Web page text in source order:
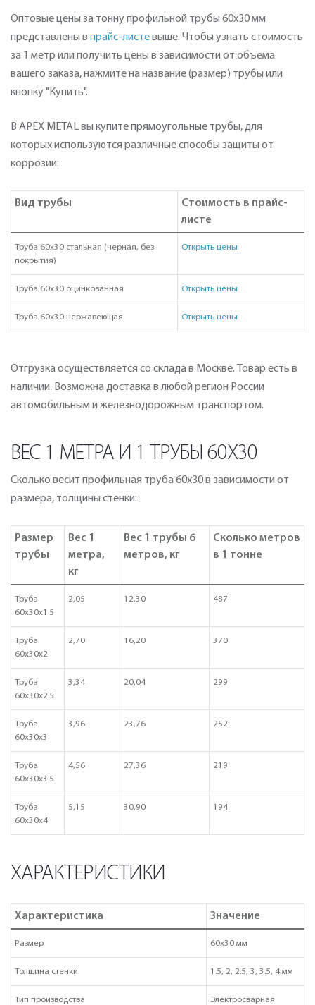
Оптовые цены за тонну профильной трубы 60х30 мм
представлены в прайс-листевыше. Чтобы узнать стоимость
за 1 метр или получить цены в зависимости от объема
вашего заказа, нажмите на название (размер) трубы или
кнопку "Купить".
В APEX METAL вы купите прямоугольные трубы, для
которых используются различные способы защиты от
коррозии:
Вид трубы
Стоимость в прайс-
листе
Труба 60х30 стальная (черная, без
покрытия)
Открыть цены
Труба 60х30 оцинкованная Открыть цены
Труба 60х30 нержавеющая Открыть цены
Отгрузка осуществляется со склада в Москве. Товар есть в
наличии. Возможна доставка в любой регион России
автомобильным и железнодорожным транспортом.
ВЕС 1 МЕТРА И 1 ТРУБЫ 60Х30
Сколько весит профильная труба 60х30 в зависимости от
размера, толщины стенки:
Размер
трубы
Вес 1
метра,
кг
Вес 1 трубы 6
метров, кг
Сколько метров
в 1 тонне
Труба
60х30х1.5
2,05 12,30 487
Труба
60х30х2
2,70 16,20 370
Труба
60х30х2.5
3,34 20,04 299
Труба
60х30х3
3,96 23,76 252
Труба
60х30х3.5
4,56 27,36 219
Труба
60х30х4
5,15 30,90 194
ХАРАКТЕРИСТИКИ
Характеристика Значение
Размер 60х30 мм
Толщина стенки 1.5, 2, 2.5, 3, 3.5, 4 мм
Тип производства Электросварная